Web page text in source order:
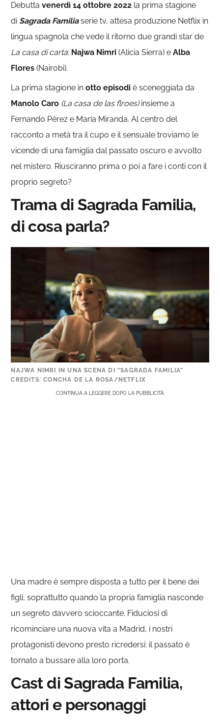
Debuttavenerdì 14 ottobre 2022 la prima stagione
di Sagrada Familia serie tv, attesa produzione Netflix in
lingua spagnola che vede il ritorno due grandi star de
La casa di carta: Najwa Nimri (Alicia Sierra) eAlba
Flores(Nairobi).
La prima stagione inotto episodi è sceneggiata da
Manolo Caro (La casa de las flroes)insieme a
Fernando Pérez e María Miranda. Al centro del
racconto a metà tra il cupo e il sensuale troviamo le
vicende di una famiglia dal passato oscuro e avvolto
nel mistero. Riusciranno prima o poi a fare i conti con il
proprio segreto?
Trama di Sagrada Familia,
di cosa parla?
NAJWA NIMRI IN UNA SCENA DI “SAGRADA FAMILIA”
CREDITS: CONCHA DE LA ROSA/NETFLIX
CONTINUA A LEGGERE DOPO LA PUBBLICITÀ
Una madre è sempre disposta a tutto per il bene dei
figli, soprattutto quando la propria famiglia nasconde
un segreto davvero scioccante. Fiduciosi di
ricominciare una nuova vita a Madrid, i nostri
protagonisti devono presto ricredersi: il passato è
tornato a bussare alla loro porta.
Cast di Sagrada Familia,
attori e personaggi